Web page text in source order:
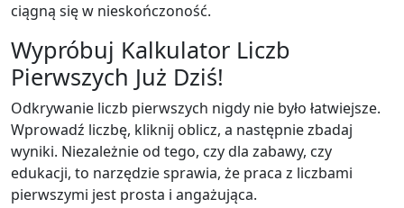
ciągną się w nieskończoność.
Wypróbuj Kalkulator Liczb
Pierwszych Już Dziś!
Odkrywanie liczb pierwszych nigdy nie było łatwiejsze.
Wprowadź liczbę, kliknij oblicz, a następnie zbadaj
wyniki. Niezależnie od tego, czy dla zabawy, czy
edukacji, to narzędzie sprawia, że praca z liczbami
pierwszymi jest prosta i angażująca.